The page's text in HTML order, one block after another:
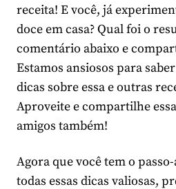
receita! E você, já
doce em casa? Qual foi o
comentário abaixo e
Estamos ansiosos para
dicas sobre essa e outras
Aproveite e compartilhe
amigos também!
Agora que você tem o
todas essas dicas valiosas,